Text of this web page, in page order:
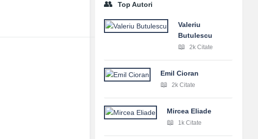
Top Autori
Valeriu
Butulescu
2k Citate
Emil Cioran
2k Citate
Mircea Eliade
1k Citate